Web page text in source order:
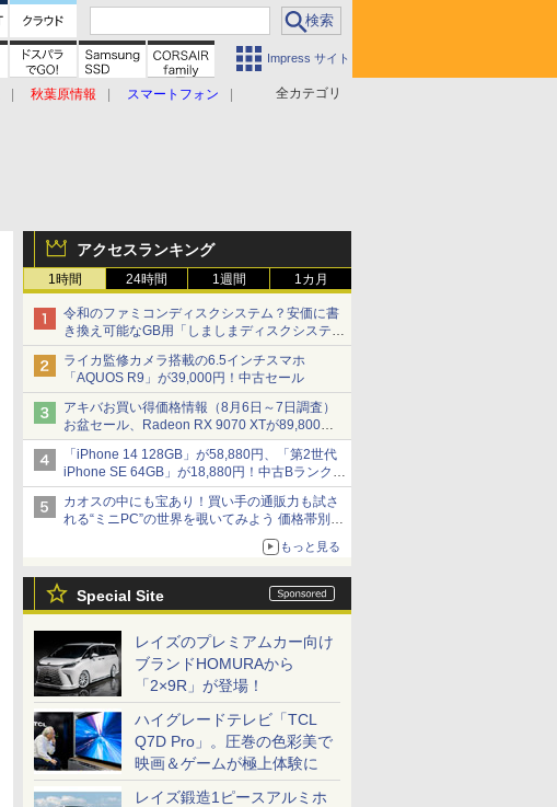
Impress サイト
全カテゴリ
秋葉原情報
スマートフォン
アクセスランキング
1時間 24時間 1週間 1カ月
令和のファミコンディスクシステム？安価に書
き換え可能なGB用「しましまディスクシステ
ム」
ライカ監修カメラ搭載の6.5インチスマホ
「AQUOS R9」が39,000円！中古セール
アキバお買い得価格情報（8月6日～7日調査）
お盆セール、Radeon RX 9070 XTが89,800
円、水平周波数24.8kHz対応の17型モニターが
9,801円、暑さ指数連動セール ほか
「iPhone 14 128GB」が58,880円、「第2世代
iPhone SE 64GB」が18,880円！中古Bランク品
セール
カオスの中にも宝あり！買い手の通販力も試さ
れる“ミニPC”の世界を覗いてみよう 価格帯別に
仕様や特徴を整理、11製品をピックアップ text
もっと見る
Special Site
レイズのプレミアムカー向け
ブランドHOMURAから
「2×9R」が登場！
ハイグレードテレビ「TCL
Q7D Pro」。圧巻の色彩美で
映画＆ゲームが極上体験に
レイズ鍛造1ピースアルミホ